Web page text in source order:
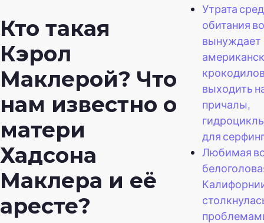
Кто такая
Кэрол
Маклерой? Что
нам известно о
матери
Хадсона
Маклера и её
аресте?
Утрата
обитания
вынуждает
выходить
причалы,
для
Любимая